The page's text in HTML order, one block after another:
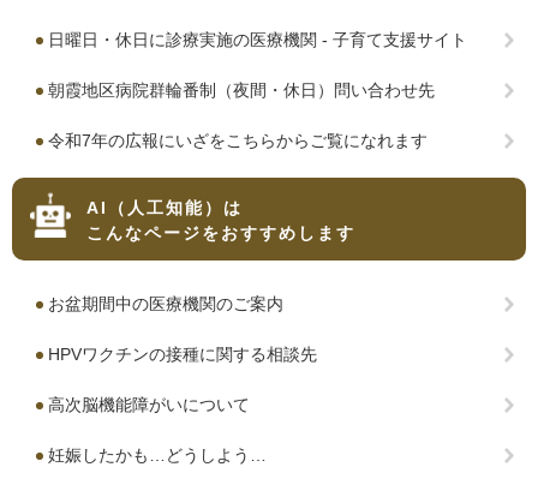
日曜日・休日に診療実施の医療機関 - 子育て支援サイト
朝霞地区病院群輪番制（夜間・休日）問い合わせ先
令和7年の広報にいざをこちらからご覧になれます
AI（人工知能）は
こんなページをおすすめします
お盆期間中の医療機関のご案内
HPVワクチンの接種に関する相談先
高次脳機能障がいについて
妊娠したかも…どうしよう…